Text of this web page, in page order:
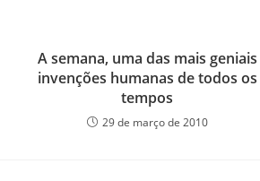
A semana, uma das mais geniais
invenções humanas de todos os
tempos
29 de março de 2010